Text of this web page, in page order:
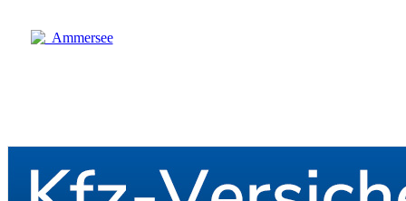
Ammersee